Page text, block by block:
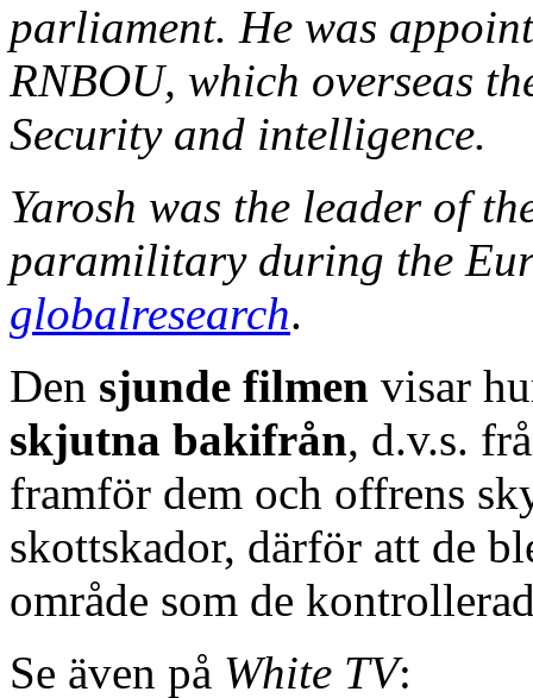
parliament. He was
RNBOU, which overseas
Security and intelligence.
Yarosh was the leader of
paramilitary during the
globalresearch.
Den sjunde filmen visar
skjutna bakifrån, d.v.s.
framför dem och offrens
skottskador, därför att de
område som de
Se även på White TV: